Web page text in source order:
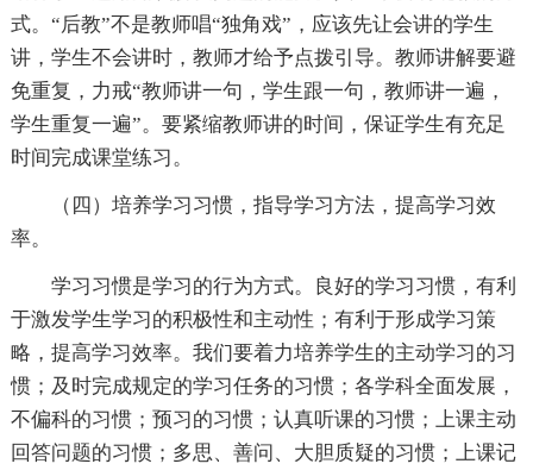
式。“后教”不是教师唱“独角戏”，应该先让会讲的学生
讲，学生不会讲时，教师才给予点拨引导。教师讲解要避
免重复，力戒“教师讲一句，学生跟一句，教师讲一遍，
学生重复一遍”。要紧缩教师讲的时间，保证学生有充足
时间完成课堂练习。
（四）培养学习习惯，指导学习方法，提高学习效
率。
学习习惯是学习的行为方式。良好的学习习惯，有利
于激发学生学习的积极性和主动性；有利于形成学习策
略，提高学习效率。我们要着力培养学生的主动学习的习
惯；及时完成规定的学习任务的习惯；各学科全面发展，
不偏科的习惯；预习的习惯；认真听课的习惯；上课主动
回答问题的习惯；多思、善问、大胆质疑的习惯；上课记